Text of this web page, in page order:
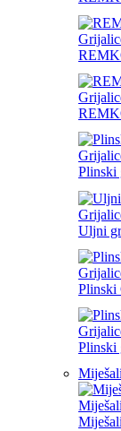
Plinski
Uljni
Plinski
Plinski